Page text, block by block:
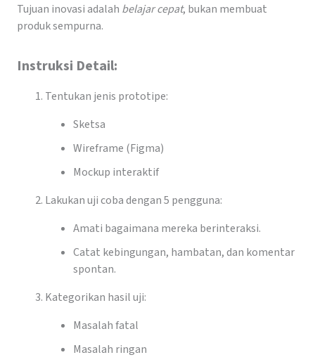
Tujuan inovasi adalah belajar cepat, bukan membuat
produk sempurna.
Instruksi Detail:
Tentukan jenis prototipe:
Sketsa
Wireframe (Figma)
Mockup interaktif
Lakukan uji coba dengan 5 pengguna:
Amati bagaimana mereka berinteraksi.
Catat kebingungan, hambatan, dan komentar
spontan.
Kategorikan hasil uji:
Masalah fatal
Masalah ringan